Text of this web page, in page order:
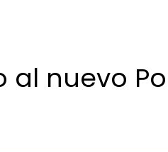
al nuevo